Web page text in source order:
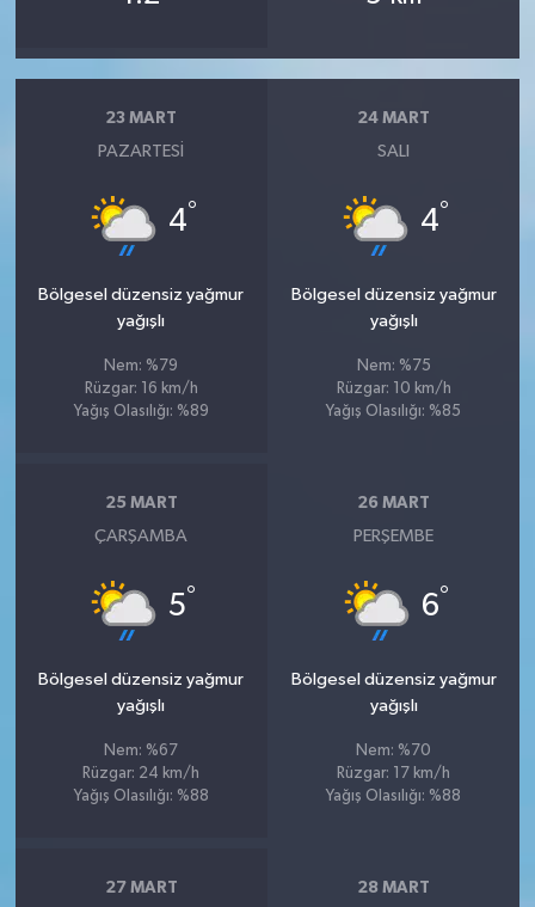
23 MART
PAZARTESI
4°
Bölgesel düzensiz yağmur
yağışlı
Nem: %79
Rüzgar: 16 km/h
Yağış Olasılığı: %89
24 MART
SALI
4°
Bölgesel düzensiz yağmur
yağışlı
Nem: %75
Rüzgar: 10 km/h
Yağış Olasılığı: %85
25 MART
ÇARŞAMBA
5°
Bölgesel düzensiz yağmur
yağışlı
Nem: %67
Rüzgar: 24 km/h
Yağış Olasılığı: %88
26 MART
PERŞEMBE
6°
Bölgesel düzensiz yağmur
yağışlı
Nem: %70
Rüzgar: 17 km/h
Yağış Olasılığı: %88
27 MART 28 MART